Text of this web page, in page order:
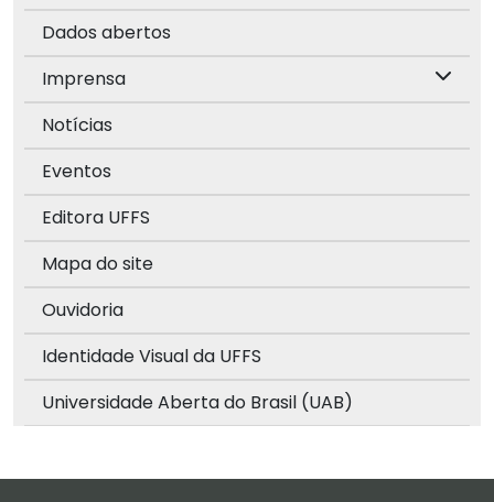
Dados abertos
Imprensa
Notícias
Eventos
Editora UFFS
Mapa do site
Ouvidoria
Identidade Visual da UFFS
Universidade Aberta do Brasil (UAB)